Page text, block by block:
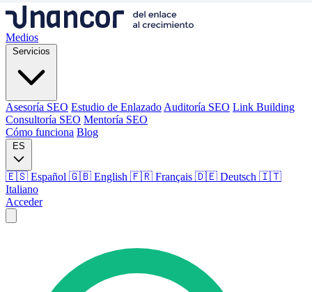
Medios
Servicios
Asesoría SEO Estudio de Enlazado Auditoría SEO Link Building
Consultoría SEO Mentoría SEO
Cómo funciona Blog
ES
🇪🇸 Español 🇬🇧 English 🇫🇷 Français 🇩🇪 Deutsch 🇮🇹
Italiano
Acceder